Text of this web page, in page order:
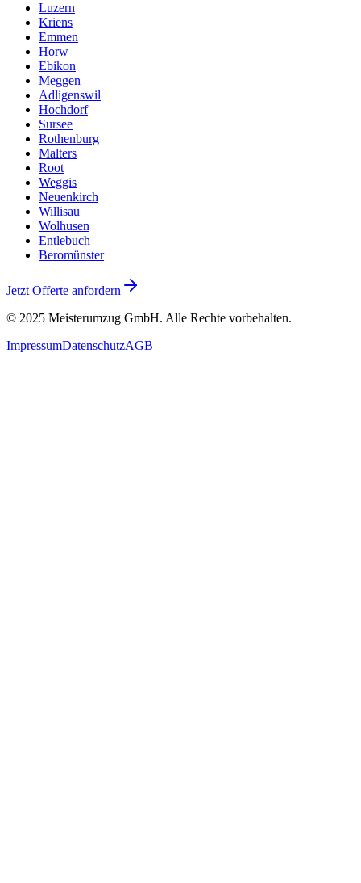
Luzern
Kriens
Emmen
Horw
Ebikon
Meggen
Adligenswil
Hochdorf
Sursee
Rothenburg
Malters
Root
Weggis
Neuenkirch
Willisau
Wolhusen
Entlebuch
Beromünster
Jetzt Offerte anfordern
© 2025 Meisterumzug GmbH. Alle Rechte vorbehalten.
ImpressumDatenschutzAGB